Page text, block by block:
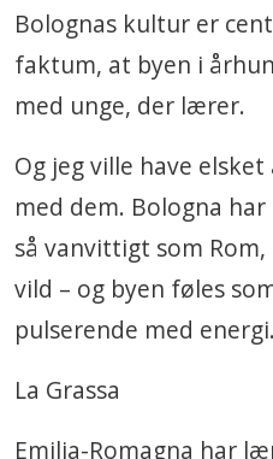
Bolognas kultur er
faktum, at byen i
med unge, der lærer.
Og jeg ville have
med dem. Bologna
så vanvittigt som
vild – og byen føles
pulserende med energi.
La Grassa
Emilia-Romagna har